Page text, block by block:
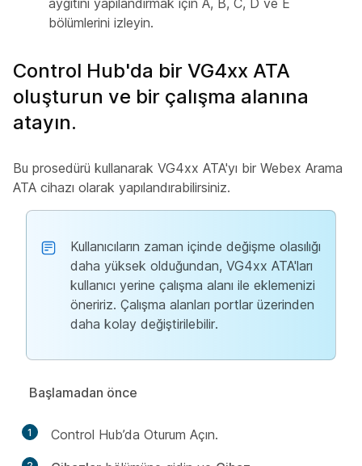
bölümlerini izleyin.
Control Hub'da bir VG4xx ATA
oluşturun ve bir çalışma alanına
atayın.
Bu prosedürü kullanarak VG4xx ATA'yı bir Webex Arama
ATA cihazı olarak yapılandırabilirsiniz.
Kullanıcıların zaman içinde değişme olasılığı
daha yüksek olduğundan, VG4xx ATA'ları
kullanıcı yerine çalışma alanı ile eklemenizi
öneririz. Çalışma alanları portlar üzerinden
daha kolay değiştirilebilir.
Başlamadan önce
1 Control Hub’da Oturum Açın.